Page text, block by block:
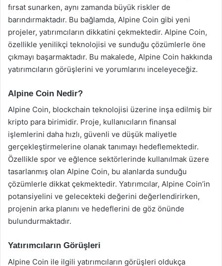
fırsat sunarken, aynı zamanda büyük riskler de
barındırmaktadır. Bu bağlamda, Alpine Coin gibi yeni
projeler, yatırımcıların dikkatini çekmektedir. Alpine Coin,
özellikle yenilikçi teknolojisi ve sunduğu çözümlerle öne
çıkmayı başarmaktadır. Bu makalede, Alpine Coin hakkında
yatırımcıların görüşlerini ve yorumlarını inceleyeceğiz.
Alpine Coin Nedir?
Alpine Coin, blockchain teknolojisi üzerine inşa edilmiş bir
kripto para birimidir. Proje, kullanıcıların finansal
işlemlerini daha hızlı, güvenli ve düşük maliyetle
gerçekleştirmelerine olanak tanımayı hedeflemektedir.
Özellikle spor ve eğlence sektörlerinde kullanılmak üzere
tasarlanmış olan Alpine Coin, bu alanlarda sunduğu
çözümlerle dikkat çekmektedir. Yatırımcılar, Alpine Coin’in
potansiyelini ve gelecekteki değerini değerlendirirken,
projenin arka planını ve hedeflerini de göz önünde
bulundurmaktadır.
Yatırımcıların Görüşleri
Alpine Coin ile ilgili yatırımcıların görüşleri oldukça